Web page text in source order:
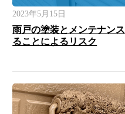
2023年5月15日
雨戸の塗装とメンテナン
ることによるリスク